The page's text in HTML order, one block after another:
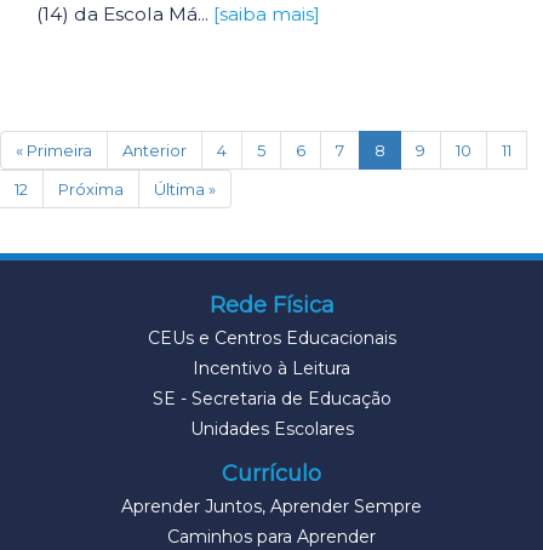
(14) da Escola Má... [saiba mais]
« Primeira Anterior 4 5 6 7 8 (current)
9 10
11
12
Próxima Última »
Rede Física
CEUs e Centros Educacionais
Incentivo à Leitura
SE - Secretaria de Educação
Unidades Escolares
Currículo
Aprender Juntos, Aprender Sempre
Caminhos para Aprender